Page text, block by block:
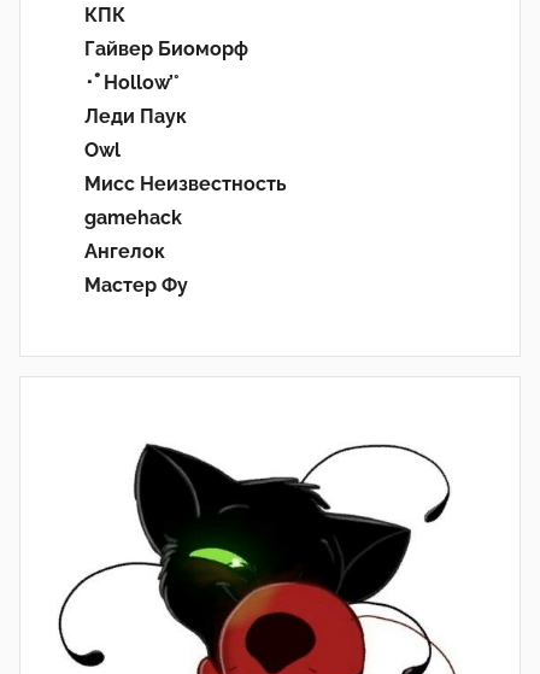
КПК
Гайвер Биоморф
･ﾟHollow’°
Леди Паук
Owl
Мисс Неизвестность
gamehack
Ангелок
Мастер Фу